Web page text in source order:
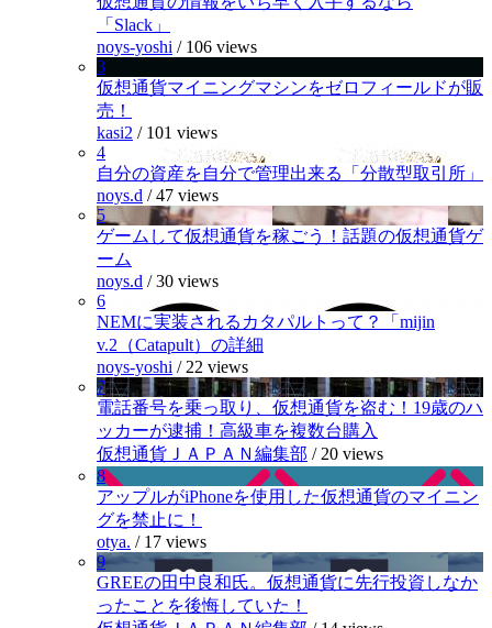
「Slack」
noys-yoshi / 106 views
3
仮想通貨マイニングマシンをゼロフィールドが販
売！
kasi2 / 101 views
4
自分の資産を自分で管理出来る「分散型取引所」
noys.d /47 views
5
ゲームして仮想通貨を稼ごう！話題の仮想通貨ゲ
ーム
noys.d /30 views
6
NEMに実装されるカタパルトって？「mijin
v.2（Catapult）の詳細
noys-yoshi / 22 views
7
電話番号を乗っ取り、仮想通貨を盗む！19歳のハ
ッカーが逮捕！高級車を複数台購入
仮想通貨ＪＡＰＡＮ編集部 / 20 views
8
アップルがiPhoneを使用した仮想通貨のマイニン
グを禁止に！
otya. / 17 views
9
GREEの田中良和氏。仮想通貨に先行投資しなか
ったことを後悔していた！